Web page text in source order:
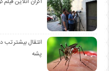
انتقال بیشتر تب
پشه